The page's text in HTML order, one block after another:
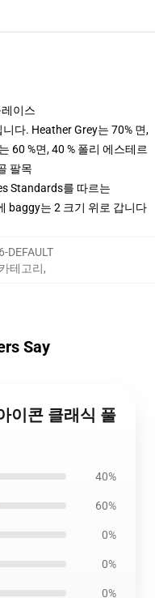
이스
다. Heather Grey는 70% 면,
60 %면, 40 % 폴리 에스테르
팔목
Standards를 따르는
baggy는 2 크기 위로 갑니다
DEFAULT
테고리,
Say
이콘 클래식 풀
40%
60%
0%
0%
0%